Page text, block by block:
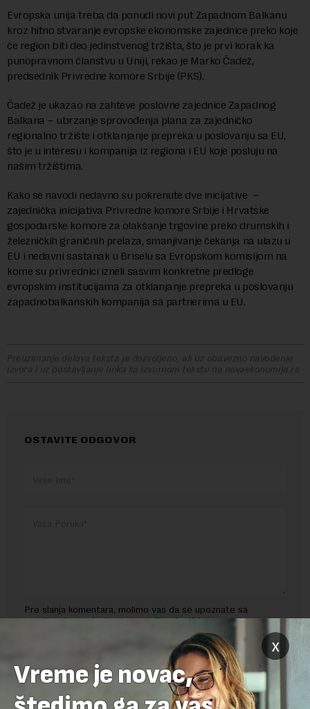
Evropska unija treba da ponudi novi put Zapadnom Balkanu
kroz hitno stvaranje evropske ekonomske zajednice preko koje
će region biti deo jedinstvenog tržišta, što je prvi korak ka
punopravnom članstvu u Uniji, rekao je Marko Čadež,
predsednik Privredne komore Srbije (PKS).
Čadež je ukazao na zahteve poslovne zajednice Zapadnog
Balkana – ubrzanje sprovođenja plana za zajedničko
regionalno tržište i otklanjanje prepreka u poslovanju sa EU,
što je u interesu i kompanija iz regiona i EU koje posluju na
našim tržištima.
Kako se navodi nedavno su pokrenute dve inicijative –
zajednička inicijativa Privredne komore Srbije i Hrvatske
gospodarske komore za olakšanje trgovine preko drumskih i
železničkih graničnih prelaza, smanjivanje čekanja na ulazu u
EU i nedavni sastanak u Briselu sa Evropskom komisijom na
kome su privrednici izneli sasvim konkretne predloge
evropskim institucijama za otklanjanje prepreka u poslovanju
zapadnobalkanskih kompanija sa partnerima u EU.
Preuzimanje delova teksta je dozvoljeno, ali uz obavezno navođenje
izvora i uz postavljanje linka ka izvornom tekstu na novaekonomija.rs
OSTAVITE ODGOVOR
Pre slanja komentara, molimo vas da se upoznate sa
pravilima komentarisanja i pravilima korišćenja sajta.
Sajt je zaštićen pomocu reCaptcha i Google.Google Politika
Google Uslovi Korišćenjasu primenjeni.
x
Vreme je novac,